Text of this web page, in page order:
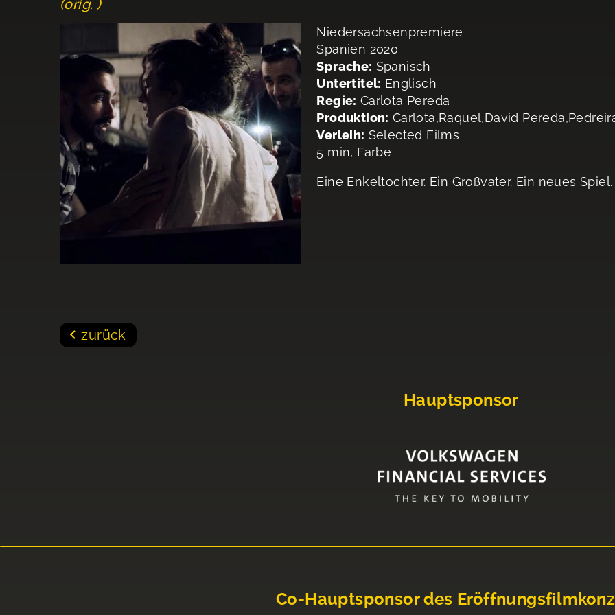
(orig. )
Niedersachsenpremiere
Spanien 2020
Sprache: Spanisch
Untertitel: Englisch
Regie: Carlota Pereda
Produktion: Carlota,Raquel,David
Verleih: Selected Films
5 min, Farbe
Eine Enkeltochter. Ein Großvater. Ein neues Spiel.
zurück
Hauptsponsor
Co-Hauptsponsor des